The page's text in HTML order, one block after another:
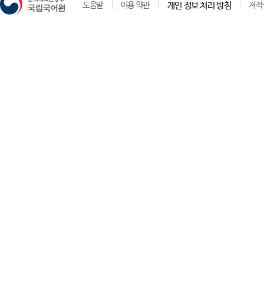
도움말 이용 약관 개인 정보 처리 방침 저